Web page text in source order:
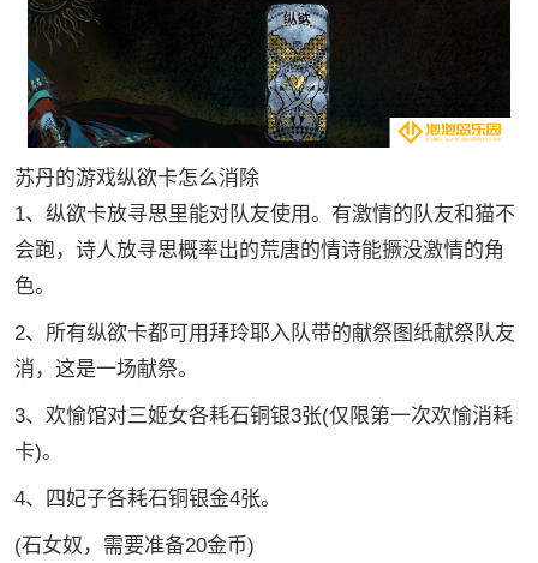
苏丹的游戏纵欲卡怎么消除
1、纵欲卡放寻思里能对队友使用。有激情的队友和猫不
会跑，诗人放寻思概率出的荒唐的情诗能撅没激情的角
色。
2、所有纵欲卡都可用拜玲耶入队带的献祭图纸献祭队友
消，这是一场献祭。
3、欢愉馆对三姬女各耗石铜银3张(仅限第一次欢愉消耗
卡)。
4、四妃子各耗石铜银金4张。
(石女奴，需要准备20金币)